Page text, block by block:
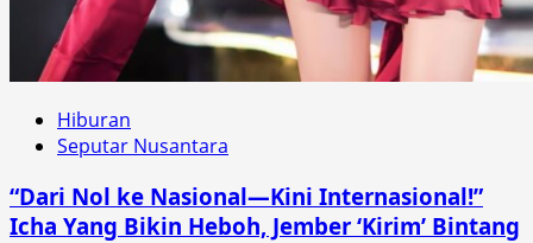
Hiburan
Seputar Nusantara
“Dari Nol ke Nasional—Kini Internasional!”
Icha Yang Bikin Heboh, Jember ‘Kirim’ Bintang